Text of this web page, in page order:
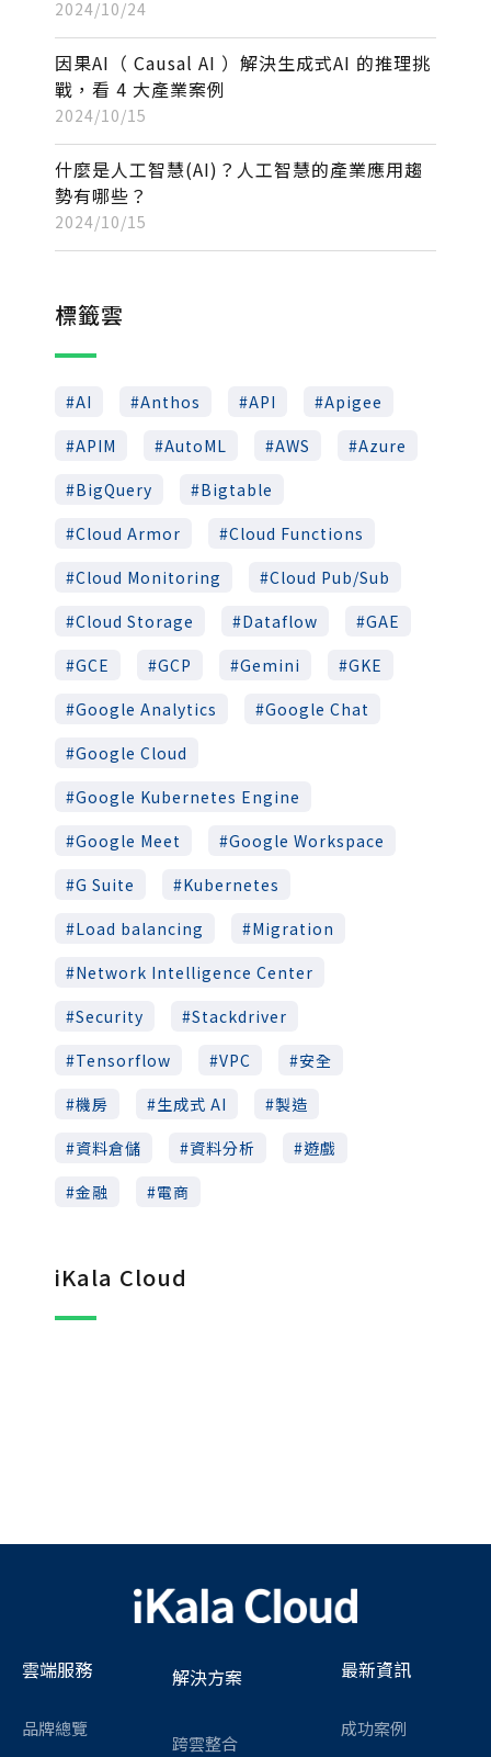
2024/10/24
因果AI（ Causal AI ）解決生成式AI 的推理挑
戰，看 4 大產業案例
2024/10/15
什麼是人工智慧(AI)？人工智慧的產業應用趨
勢有哪些？
2024/10/15
標籤雲
AI Anthos API
Apigee
APIM
AutoML AWS
Azure
BigQuery
Bigtable
Cloud Armor
Cloud Functions
Cloud Monitoring
Cloud Pub/Sub
Cloud Storage
Dataflow
GAE
GCE
GCP Gemini
GKE
Google Analytics
Google Chat
Google Cloud
Google Kubernetes Engine
Google Meet
Google Workspace
G Suite
Kubernetes
Load balancing
Migration
Network Intelligence Center
Security
Stackdriver
Tensorflow
VPC
安全
機房
生成式 AI
製造
資料倉儲
資料分析
遊戲
金融
電商
iKala Cloud
雲端服務
品牌總覽
解決方案
跨雲整合
最新資訊
成功案例